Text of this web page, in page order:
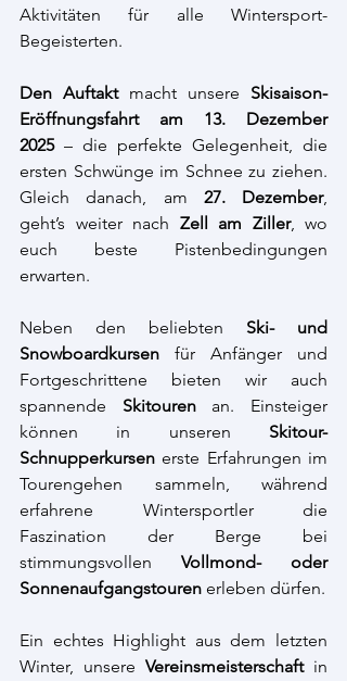
Aktivitäten für alle Wintersport-
Begeisterten.
Den Auftakt macht unsere Skisaison-
Eröffnungsfahrt am 13. Dezember
2025 – die perfekte Gelegenheit, die
ersten Schwünge im Schnee zu ziehen.
Gleich danach, am 27. Dezember,
geht’s weiter nach Zell am Ziller, wo
euch beste Pistenbedingungen
erwarten.
Neben den beliebten Ski- und
Snowboardkursen für Anfänger und
Fortgeschrittene bieten wir auch
spannende Skitouren an. Einsteiger
können in unseren Skitour-
Schnupperkursen erste Erfahrungen im
Tourengehen sammeln, während
erfahrene Wintersportler die
Faszination der Berge bei
stimmungsvollen Vollmond- oder
Sonnenaufgangstouren erleben dürfen.
Ein echtes Highlight aus dem letzten
Winter, unsere Vereinsmeisterschaft in